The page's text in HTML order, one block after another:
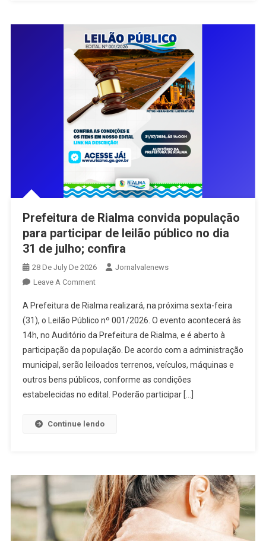
Em
Agosto
Prefeitura de Rialma convida população
para participar de leilão público no dia
31 de julho; confira
28 De July De 2026
Jornalvalenews
Leave A CommentOn
De
Rialma
Convida
População
Para
Participar
De
Julho;
Confira
A Prefeitura de Rialma realizará, na próxima sexta-feira
(31), o Leilão Público nº 001/2026. O evento acontecerá às
14h, no Auditório da Prefeitura de Rialma, e é aberto à
participação da população. De acordo com a administração
municipal, serão leiloados terrenos, veículos, máquinas e
outros bens públicos, conforme as condições
estabelecidas no edital. Poderão participar […]
Continue lendo